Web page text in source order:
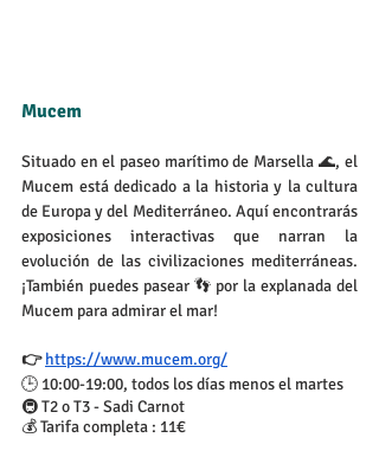
Mucem
Situado en el paseo marítimo de Marsella 🌊, el
Mucem está dedicado a la historia y la cultura
de Europa y del Mediterráneo. Aquí encontrarás
exposiciones interactivas que narran la
evolución de las civilizaciones mediterráneas.
¡También puedes pasear 👣 por la explanada del
Mucem para admirar el mar!
👉 https://www.mucem.org/
🕒 10:00-19:00, todos los días menos el martes
🚇 T2 o T3 - Sadi Carnot
💰 Tarifa completa : 11€